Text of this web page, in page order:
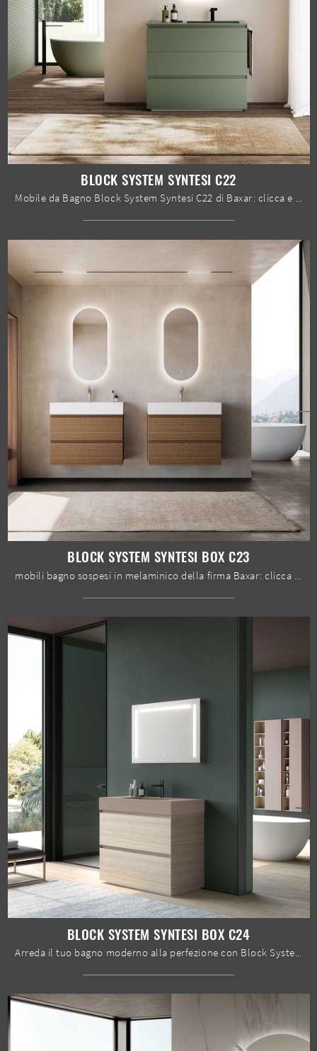
BLOCK SYSTEM SYNTESI C22
Mobile da Bagno Block System Syntesi C22 di Baxar: clicca e ottieni informazioni su mobili bagno a terra in laccato opaco e accessori dell'azienda.
BLOCK SYSTEM SYNTESI BOX C23
BLOCK SYSTEM SYNTESI BOX C24